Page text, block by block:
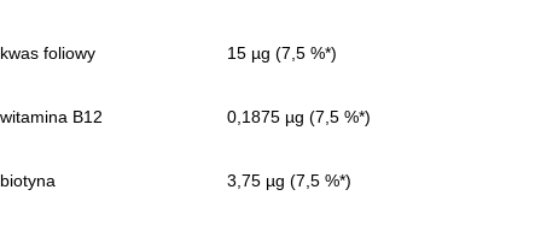
kwas foliowy 15 µg (7,5 %*)
witamina B12 0,1875 µg (7,5 %*)
biotyna 3,75 µg (7,5 %*)